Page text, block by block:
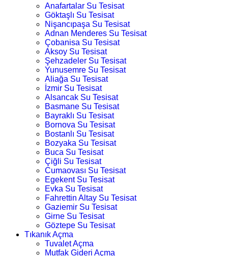
Anafartalar Su Tesisat
Göktaşlı Su Tesisat
Nişancıpaşa Su Tesisat
Adnan Menderes Su Tesisat
Çobanisa Su Tesisat
Aksoy Su Tesisat
Şehzadeler Su Tesisat
Yunusemre Su Tesisat
Aliağa Su Tesisat
İzmir Su Tesisat
Alsancak Su Tesisat
Basmane Su Tesisat
Bayraklı Su Tesisat
Bornova Su Tesisat
Bostanlı Su Tesisat
Bozyaka Su Tesisat
Buca Su Tesisat
Çiğli Su Tesisat
Cumaovası Su Tesisat
Egekent Su Tesisat
Evka Su Tesisat
Fahrettin Altay Su Tesisat
Gaziemir Su Tesisat
Girne Su Tesisat
Göztepe Su Tesisat
Tıkanık Açma
Tuvalet Açma
Mutfak Gideri Açma